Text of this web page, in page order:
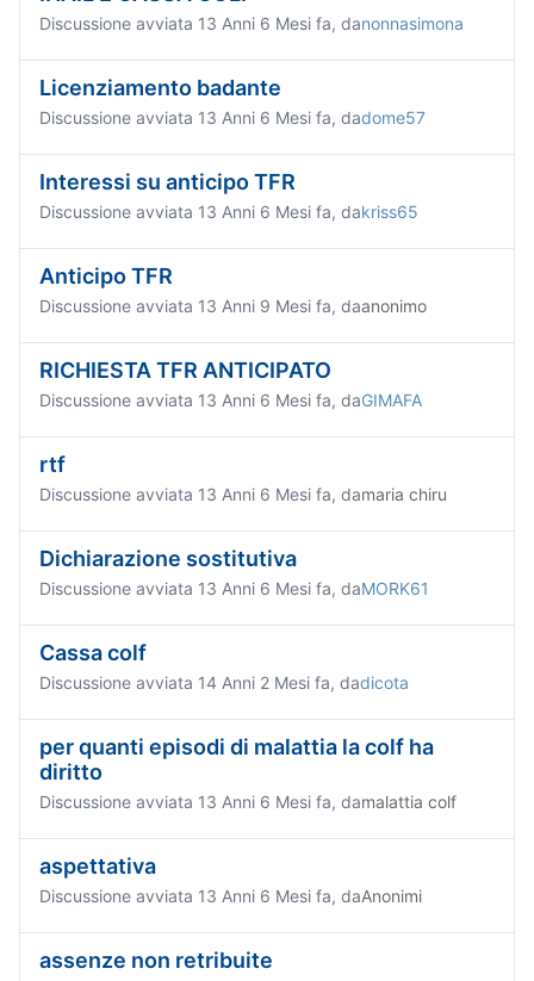
Discussione avviata 13 Anni 6 Mesi fa, danonnasimona
Licenziamento badante
Discussione avviata 13 Anni 6 Mesi fa, dadome57
Interessi su anticipo TFR
Discussione avviata 13 Anni 6 Mesi fa, dakriss65
Anticipo TFR
Discussione avviata 13 Anni 9 Mesi fa, daanonimo
RICHIESTA TFR ANTICIPATO
Discussione avviata 13 Anni 6 Mesi fa, daGIMAFA
rtf
Discussione avviata 13 Anni 6 Mesi fa, damaria chiru
Dichiarazione sostitutiva
Discussione avviata 13 Anni 6 Mesi fa, daMORK61
Cassa colf
Discussione avviata 14 Anni 2 Mesi fa, dadicota
per quanti episodi di malattia la colf ha
diritto
Discussione avviata 13 Anni 6 Mesi fa, damalattia colf
aspettativa
Discussione avviata 13 Anni 6 Mesi fa, daAnonimi
assenze non retribuite